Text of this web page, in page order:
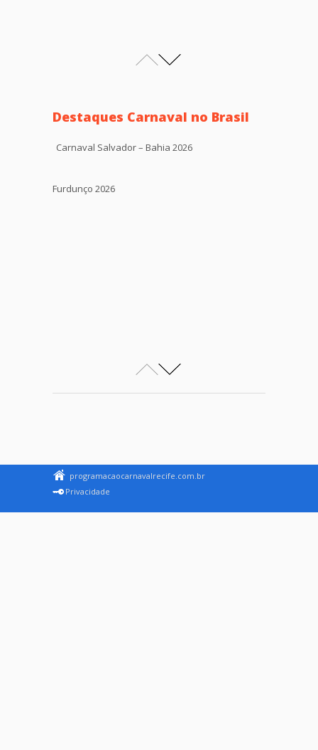
Destaques Carnaval no Brasil
Carnaval Salvador – Bahia 2026
Furdunço 2026
programacaocarnavalrecife.com.br
Privacidade